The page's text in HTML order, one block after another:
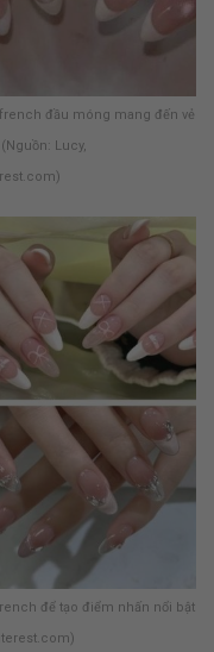
đầu móng mang đến vẻ
Lucy,
để tạo điểm nhấn nổi bật